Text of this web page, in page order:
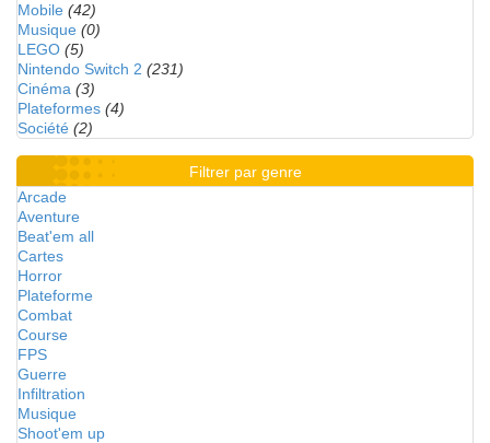
Mobile (42)
Musique (0)
LEGO (5)
Nintendo Switch 2 (231)
Cinéma (3)
Plateformes (4)
Société (2)
Filtrer par genre
Arcade
Aventure
Beat'em all
Cartes
Horror
Plateforme
Combat
Course
FPS
Guerre
Infiltration
Musique
Shoot'em up